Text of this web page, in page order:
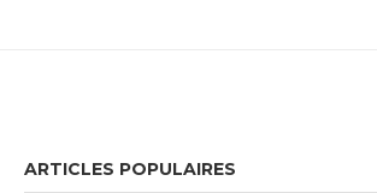
ARTICLES POPULAIRES